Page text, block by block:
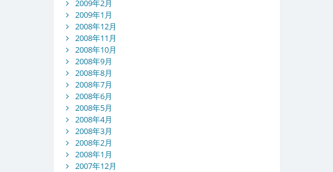
2009年2月
2009年1月
2008年12月
2008年11月
2008年10月
2008年9月
2008年8月
2008年7月
2008年6月
2008年5月
2008年4月
2008年3月
2008年2月
2008年1月
2007年12月